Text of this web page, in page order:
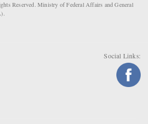
Reserved. Ministry of Federal Affairs and General
Social Links: